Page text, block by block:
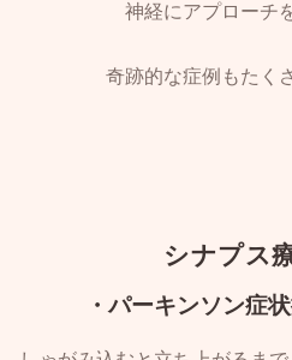
神経にアプローチ
奇跡的な症例もたく
シナプス
・パーキンソン症